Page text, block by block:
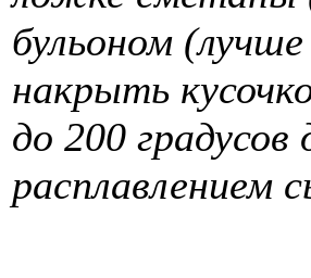
бульоном
накрыть
до 200 градусов
расплавлением